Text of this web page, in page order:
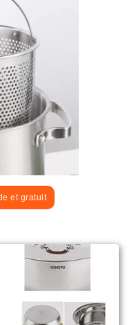
et gratuit